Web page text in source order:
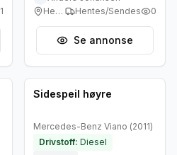
1
Heggedal
Hentes/Sendes 0
Se annonse
Brukt - god tilstand
Sidespeil høyre
Mercedes-Benz Viano (2011)
Drivstoff: Diesel